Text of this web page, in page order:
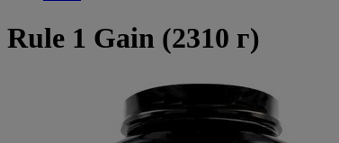
Rule 1 Gain (2310 г)